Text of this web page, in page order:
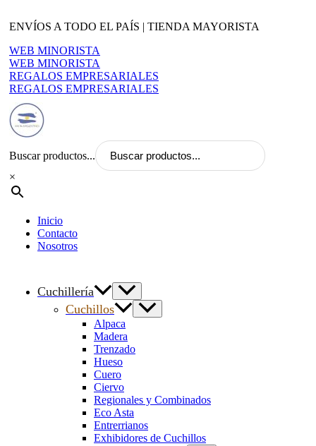
al
ENVÍOS A TODO EL PAÍS | TIENDA MAYORISTA
WEB MINORISTA
WEB MINORISTA
REGALOS EMPRESARIALES
REGALOS EMPRESARIALES
Buscar productos...
×
Inicio
Contacto
Nosotros
Cuchillería
Cuchillos
Alpaca
Madera
Trenzado
Hueso
Cuero
Ciervo
Regionales y Combinados
Eco Asta
Entrerrianos
Exhibidores de Cuchillos